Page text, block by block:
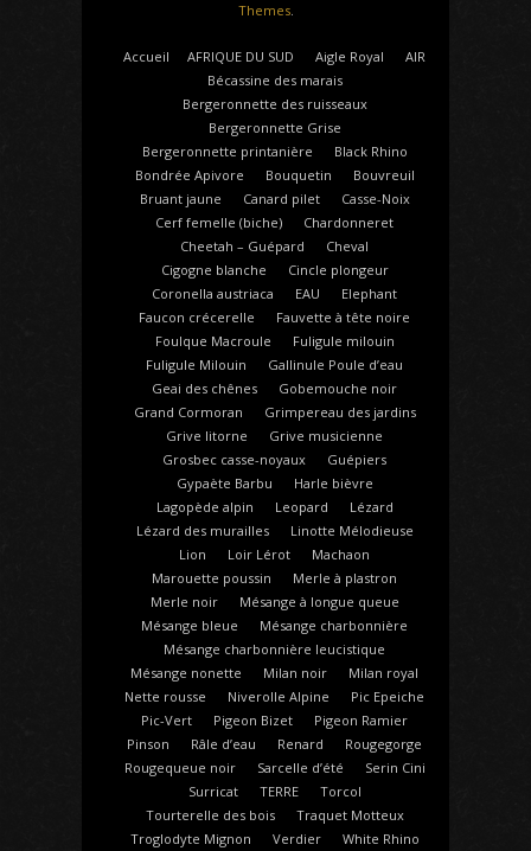
Themes.
Accueil AFRIQUE DU SUD Aigle Royal
AIR
Bécassine des marais
Bergeronnette des ruisseaux
Bergeronnette Grise
Bergeronnette printanière
Black Rhino
Bondrée Apivore
Bouquetin
Bouvreuil
Bruant jaune
Canard pilet
Casse-Noix
Cerf femelle (biche)
Chardonneret
Cheetah – Guépard
Cheval
Cigogne blanche
Cincle plongeur
Coronella austriaca
EAU
Elephant
Faucon crécerelle
Fauvette à tête noire
Foulque Macroule
Fuligule milouin
Fuligule Milouin
Gallinule Poule d’eau
Geai des chênes
Gobemouche noir
Grand Cormoran
Grimpereau des jardins
Grive litorne
Grive musicienne
Grosbec casse-noyaux
Guépiers
Gypaète Barbu
Harle bièvre
Lagopède alpin
Leopard
Lézard
Lézard des murailles
Linotte Mélodieuse
Lion
Loir Lérot
Machaon
Marouette poussin
Merle à plastron
Merle noir
Mésange à longue queue
Mésange bleue
Mésange charbonnière
Mésange charbonnière leucistique
Mésange nonette
Milan noir
Milan royal
Nette rousse
Niverolle Alpine
Pic Epeiche
Pic-Vert
Pigeon Bizet
Pigeon Ramier
Pinson
Râle d’eau Renard
Rougegorge
Rougequeue noir
Sarcelle d’été
Serin Cini
Surricat
TERRE
Torcol
Tourterelle des bois
Traquet Motteux
Troglodyte Mignon
Verdier White Rhino